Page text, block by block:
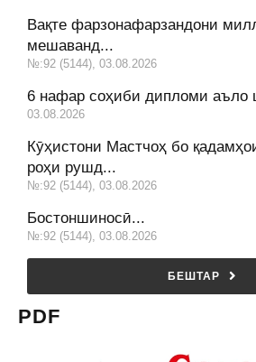
Вақте фарзонафарзандони
мешаванд...
№:92 (5144), 03.08.2026
6 нафар соҳиби дипломи аъло
03.08.2026
Кӯҳистони Мастчоҳ бо
роҳи рушд...
№:92 (5144), 03.08.2026
Бостоншиносӣ...
№:92 (5144), 03.08.2026
БЕШТАР
PDF